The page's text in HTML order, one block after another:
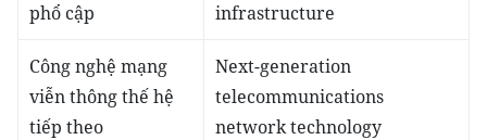
phổ cập
infrastructure
Công nghệ mạng
viễn thông thế hệ
tiếp theo
Next-generation
telecommunications
network technology